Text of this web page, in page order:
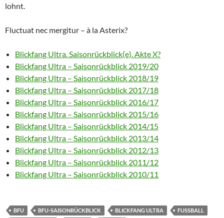
lohnt.
Fluctuat nec mergitur – à la Asterix?
Blickfang Ultra. Saisonrückblick(e). Akte X?
Blickfang Ultra – Saisonrückblick 2019/20
Blickfang Ultra – Saisonrückblick 2018/19
Blickfang Ultra – Saisonrückblick 2017/18
Blickfang Ultra – Saisonrückblick 2016/17
Blickfang Ultra – Saisonrückblick 2015/16
Blickfang Ultra – Saisonrückblick 2014/15
Blickfang Ultra – Saisonrückblick 2013/14
Blickfang Ultra – Saisonrückblick 2012/13
Blickfang Ultra – Saisonrückblick 2011/12
Blickfang Ultra – Saisonrückblick 2010/11
BFU BFU-SAISONRÜCKBLICK BLICKFANG ULTRA
FUSSBALL